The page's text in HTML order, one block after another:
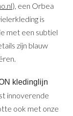
), een Orbea
is
met een subtiel
zijn blauw
kledinglijn
innoverende
ook met onze